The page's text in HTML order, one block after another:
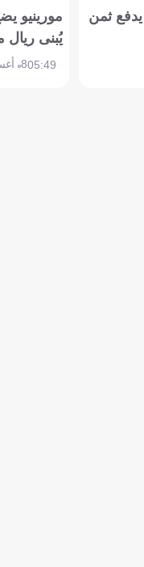
ثمن
مورينيو
يُبنى ريال
05:498 أغسطس 2026